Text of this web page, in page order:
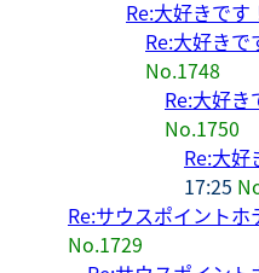
Re:大好きです
Re:大好きで
No.1748
Re:大好き
No.1750
Re:大好
17:25
Re:サウスポイントホ
No.1729